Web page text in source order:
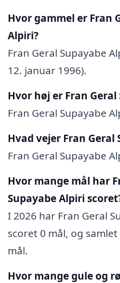
Hvor gammel er Fran
Alpiri?
Fran Geral Supayabe
12. januar 1996).
Hvor høj er Fran
Fran Geral Supayabe
Hvad vejer Fran Geral
Fran Geral Supayabe
Hvor mange mål har
Supayabe Alpiri
I 2026 har Fran Geral
scoret 0 mål, og
mål.
Hvor mange gule og